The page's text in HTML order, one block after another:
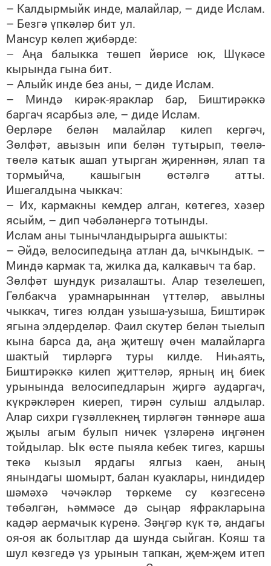
– Калдырмыйк инде, малайлар, – диде Ислам.
– Безгә үпкәләр бит ул.
Мансур көлеп җибәрде:
– Аңа балыкка төшеп йөрисе юк, Шүкәсе
кырында гына бит.
– Алыйк инде без аны, – диде Ислам.
– Миндә кирәк-яраклар бар, Биштирәккә
баргач ясарбыз әле, – диде Ислам.
Өерләре белән малайлар килеп кергәч,
Зөлфәт, авызын ипи белән тутырып, төелә-
төелә катык ашап утырган җиреннән, ялап та
тормыйча, кашыгын өстәлгә атты.
Ишегалдына чыккач:
– Их, кармакны кемдер алган, көтегез, хәзер
ясыйм, – дип чәбәләнергә тотынды.
Ислам аны тынычландырырга ашыкты:
– Әйдә, велосипедыңа атлан да, ычкындык. –
Миндә кармак та, жилка да, калкавыч та бар.
Зөлфәт шундук ризалашты. Алар тезелешеп,
Гөлбакча урамнарыннан үттеләр, авылны
чыккач, тигез юлдан узыша-узыша, Биштирәк
ягына элдерделәр. Фаил скутер белән тыелып
кына барса да, аңа җитешү өчен малайларга
шактый тирләргә туры килде. Ниһаять,
Биштирәккә килеп җиттеләр, ярның иң биек
урынында велосипедларын җиргә аударгач,
күкрәкләрен киереп, тирән сулыш алдылар.
Алар сихри гүзәллекнең тирләгән тәннәре аша
җылы агым булып ничек үзләренә иңгәнен
тойдылар. Ык өсте пыяла кебек тигез, каршы
текә кызыл ярдагы ялгыз каен, аның
янындагы шомырт, балан куаклары, ниндидер
шәмәхә чәчәкләр төркеме су көзгесенә
төбәлгән, һәммәсе дә сыңар яфракларына
кадәр аермачык күренә. Зәңгәр күк тә, андагы
оя-оя ак болытлар да шунда сыйган. Кояш та
шул көзгедә үз урынын тапкан, җем-җем итеп